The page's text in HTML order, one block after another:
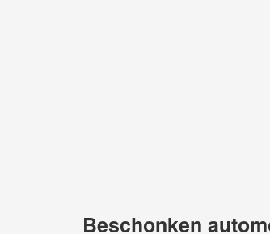
Beschonken